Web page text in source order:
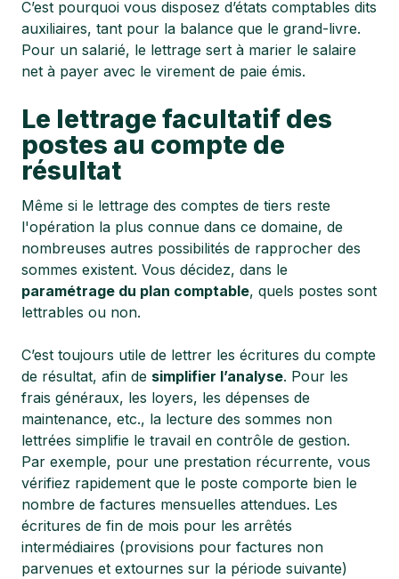
C’est pourquoi vous disposez d’états comptables dits
auxiliaires, tant pour la balance que le grand-livre.
Pour un salarié, le lettrage sert à marier le salaire
net à payer avec le virement de paie émis.
Le lettrage facultatif des
postes au compte de
résultat
Même si le lettrage des comptes de tiers reste
l'opération la plus connue dans ce domaine, de
nombreuses autres possibilités de rapprocher des
sommes existent. Vous décidez, dans le
paramétrage du plan comptable, quels postes sont
lettrables ou non.
C’est toujours utile de lettrer les écritures du compte
de résultat, afin de simplifier l’analyse. Pour les
frais généraux, les loyers, les dépenses de
maintenance, etc., la lecture des sommes non
lettrées simplifie le travail en contrôle de gestion.
Par exemple, pour une prestation récurrente, vous
vérifiez rapidement que le poste comporte bien le
nombre de factures mensuelles attendues. Les
écritures de fin de mois pour les arrêtés
intermédiaires (provisions pour factures non
parvenues et extournes sur la période suivante)